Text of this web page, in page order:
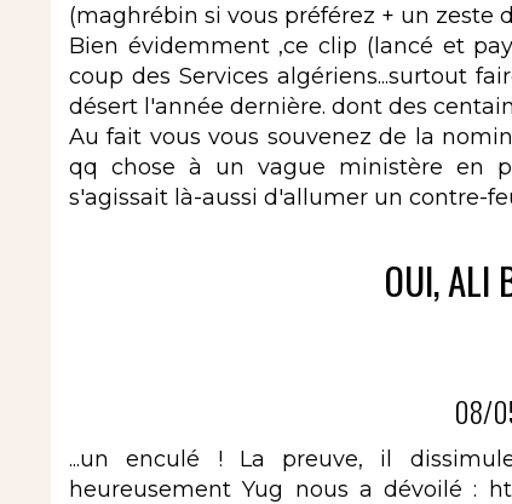
(maghrébin si vous préférez + un zeste
Bien évidemment ,ce clip (lancé et
coup des Services algériens...surtout
désert l'année dernière. dont des
Au fait vous vous souvenez de la
qq chose à un vague ministère en
s'agissait là-aussi d'allumer un contre-
OUI, ALI
08/
...un enculé ! La preuve, il
heureusement Yug nous a dévoilé :